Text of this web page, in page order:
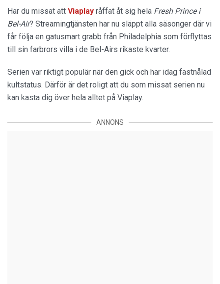
Har du missat att Viaplay råffat åt sig hela Fresh Prince i
Bel-Air? Streamingtjänsten har nu släppt alla säsonger där vi
får följa en gatusmart grabb från Philadelphia som förflyttas
till sin farbrors villa i de Bel-Airs rikaste kvarter.
Serien var riktigt populär när den gick och har idag fastnålad
kultstatus. Därför är det roligt att du som missat serien nu
kan kasta dig över hela alltet på Viaplay.
ANNONS